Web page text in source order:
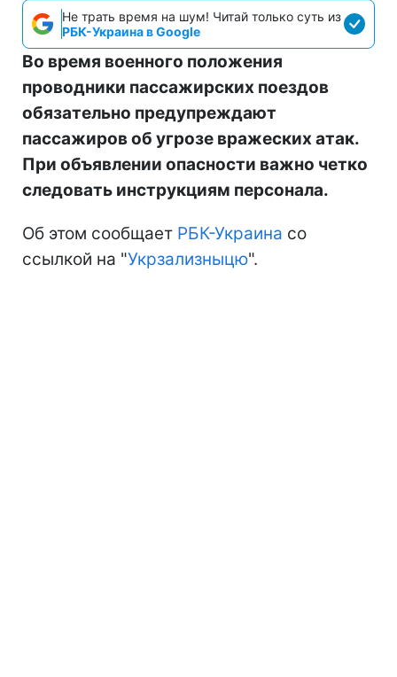
Не трать время на шум! Читай только суть из
РБК-Украина в Google
Во время военного положения
проводники пассажирских поездов
обязательно предупреждают
пассажиров об угрозе вражеских атак.
При объявлении опасности важно четко
следовать инструкциям персонала.
Об этом сообщает РБК-Украина со
ссылкой на "Укрзализныцю".